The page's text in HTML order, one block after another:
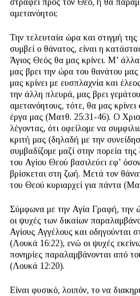
στραφεί προς τον Θεό, ή θα
αμετανόητοι;
Την τελευταία ώρα και στιγμή
συμβεί ο θάνατος, είναι η
Άγιος Θεός θα μας κρίνει. Μ’
μας βρει την ώρα του θανάτου
μας κρίνει με ευσπλαχνία και
την άλλη πλευρά, μας βρει
αμετανόητους, τότε, θα μας
έργα μας (Ματθ. 25:31-46). Ο
λέγοντας, ότι οφείλομε να
κριτή μας (δηλαδή με την
συμβαδίζομε μαζί στην πορεία
του Αγίου Θεού βασιλεύει εφ’
βρίσκεται στη ζωή. Μετά τον
του Θεού κυριαρχεί για πάντα
Σύμφωνα με την Αγία Γραφή, την
οι ψυχές των δικαίων
Αγίους Αγγέλους και οδηγούνται
(Λουκά 16:22), ενώ οι ψυχές
πονηρίες παραλαμβάνονται από
(Λουκά 12:20).
Είναι φυσικό, λοιπόν, το να